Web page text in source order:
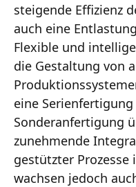
steigende Effizienz
auch eine
Flexible und
die Gestaltung von
eine
Sonderanfertigung
zunehmende
gestützter
wachsen jedoch